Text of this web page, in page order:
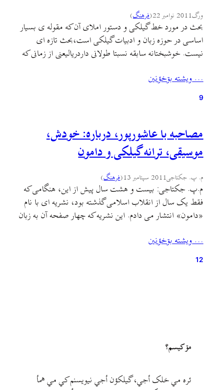
ورگ2011 نوامبر 22 (فرهنگ)
بحث در مورد خط گیلکی و دستور املای آن که مقوله ی بسیار
اساسی در حوزه زبان و ادبیات گیلکی است،بحث تازه ای
نیست. خوشبختانه سابقه نسبتا طولانی داردريالیعنی از زمانی که
خط و کتابت گیلکی نیز به میان آمد. تا پیش از انتشار «دامون»
که…
… ويشته بۊخؤنين
9
مصاحبه با عاشورپور، درباره: خودش،
موسیقی، ترانه گیلکی و دامون
م. پ. جکتاجی2011 سپتامبر 13 (فرهنگ)
م.پ. جکتاجی: بیست و هشت سال پیش از این، هنگامی که
فقط یک سال از انقلاب اسلامی گذشته بود، نشریه ای با نام
«دامون» انتشار می دادم. این نشریه که چهار صفحه آن به زبان
منتشر می شد، بر روی هم…
… ويشته بۊخؤنين
12
مۊ کيسم؟
ئره مي خلک أجي، گيلکؤن أجي نيويسنم کي مي همأ